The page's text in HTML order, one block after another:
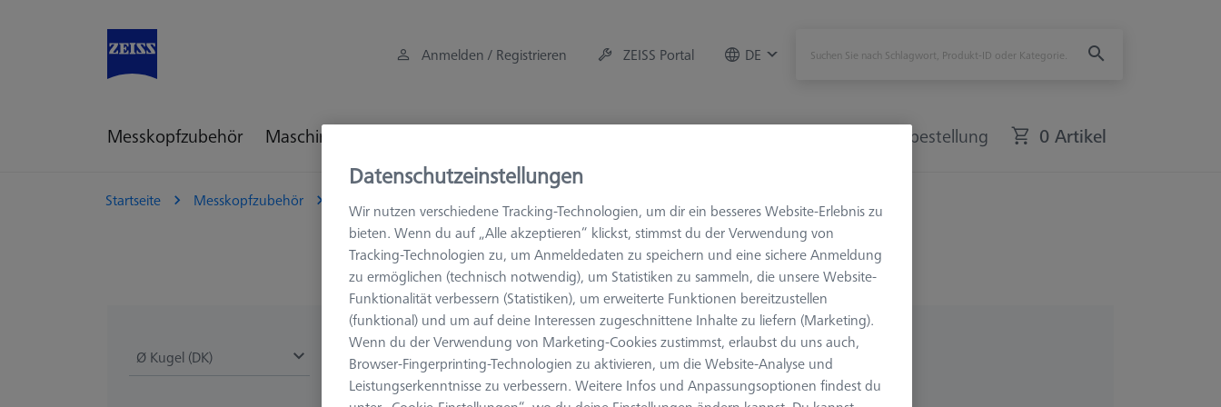
Anmelden / Registrieren ZEISS Portal DE
Messkopfzubehör Maschinenzubehör Schnellbestellung 0 Artikel
Startseite Messkopfzubehör
Ø Kugel (DK) Länge (L) Messlänge (ML) Ø Schaft (DS)
Datenschutzeinstellungen
Wir nutzen verschiedene Tracking-Technologien, um dir ein besseres Website-Erlebnis zu
bieten. Wenn du auf „Alle akzeptieren“ klickst, stimmst du der Verwendung von
Tracking-Technologien zu, um Anmeldedaten zu speichern und eine sichere Anmeldung
zu ermöglichen (technisch notwendig), um Statistiken zu sammeln, die unsere Website-
Funktionalität verbessern (Statistiken), um erweiterte Funktionen bereitzustellen
(funktional) und um auf deine Interessen zugeschnittene Inhalte zu liefern (Marketing).
Wenn du der Verwendung von Marketing-Cookies zustimmst, erlaubst du uns auch,
Browser-Fingerprinting-Technologien zu aktivieren, um die Website-Analyse und
Leistungserkenntnisse zu verbessern. Weitere Infos und Anpassungsoptionen findest du